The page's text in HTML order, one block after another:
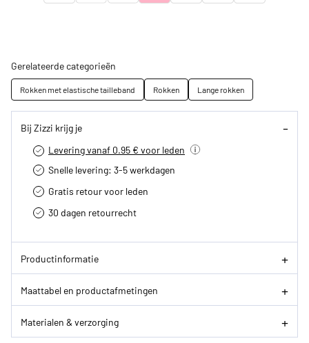
Gerelateerde categorieën
Rokken met elastische tailleband Rokken Lange rokken
Bij Zizzi krijg je
Levering vanaf 0.95 € voor leden
Snelle levering: 3-5 werkdagen
Gratis retour voor leden
30 dagen retourrecht­
Productinformatie
Maattabel en productafmetingen
Materialen & verzorging